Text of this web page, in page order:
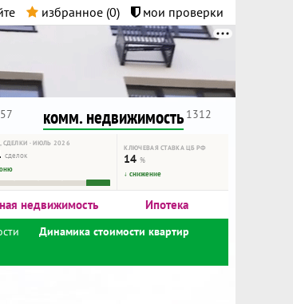
избранное (0) мои проверки
57 комм. недвижимость 1312
СДЕЛКИ · ИЮЛЬ 2026
сделок
КЛЮЧЕВАЯ СТАВКА ЦБ РФ
14%
↓ снижение
недвижимость Ипотека
Динамика стоимости квартир